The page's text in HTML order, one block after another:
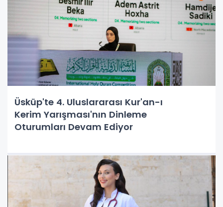
Üsküp'te 4. Uluslararası Kur'an-ı
Kerim Yarışması'nın Dinleme
Oturumları Devam Ediyor